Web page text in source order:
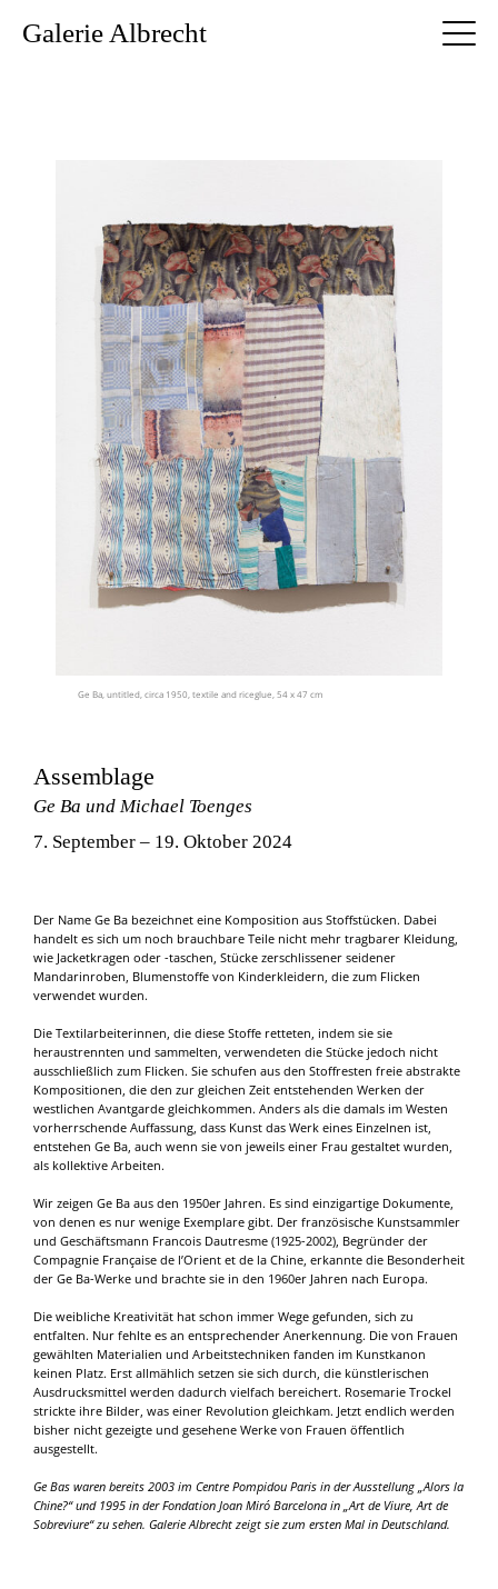
Galerie Albrecht
Ge Ba, untitled, circa 1950, textile and riceglue, 54 x 47 cm
Assemblage
Ge Ba und Michael Toenges
7. September – 19. Oktober 2024
Der Name Ge Ba bezeichnet eine Komposition aus Stoffstücken. Dabei
handelt es sich um noch brauchbare Teile nicht mehr tragbarer Kleidung,
wie Jacketkragen oder -taschen, Stücke zerschlissener seidener
Mandarinroben, Blumenstoffe von Kinderkleidern, die zum Flicken
verwendet wurden.
Die Textilarbeiterinnen, die diese Stoffe retteten, indem sie sie
heraustrennten und sammelten, verwendeten die Stücke jedoch nicht
ausschließlich zum Flicken. Sie schufen aus den Stoffresten freie abstrakte
Kompositionen, die den zur gleichen Zeit entstehenden Werken der
westlichen Avantgarde gleichkommen. Anders als die damals im Westen
vorherrschende Auffassung, dass Kunst das Werk eines Einzelnen ist,
entstehen Ge Ba, auch wenn sie von jeweils einer Frau gestaltet wurden,
als kollektive Arbeiten.
Wir zeigen Ge Ba aus den 1950er Jahren. Es sind einzigartige Dokumente,
von denen es nur wenige Exemplare gibt. Der französische Kunstsammler
und Geschäftsmann Francois Dautresme (1925-2002), Begründer der
Compagnie Française de l’Orient et de la Chine, erkannte die Besonderheit
der Ge Ba-Werke und brachte sie in den 1960er Jahren nach Europa.
Die weibliche Kreativität hat schon immer Wege gefunden, sich zu
entfalten. Nur fehlte es an entsprechender Anerkennung. Die von Frauen
gewählten Materialien und Arbeitstechniken fanden im Kunstkanon
keinen Platz. Erst allmählich setzen sie sich durch, die künstlerischen
Ausdrucksmittel werden dadurch vielfach bereichert. Rosemarie Trockel
strickte ihre Bilder, was einer Revolution gleichkam. Jetzt endlich werden
bisher nicht gezeigte und gesehene Werke von Frauen öffentlich
ausgestellt.
Ge Bas waren bereits 2003 im Centre Pompidou Paris in der Ausstellung „Alors la
Chine?“ und 1995 in der Fondation Joan Miró Barcelona in „Art de Viure, Art de
Sobreviure“ zu sehen. Galerie Albrecht zeigt sie zum ersten Mal in Deutschland.